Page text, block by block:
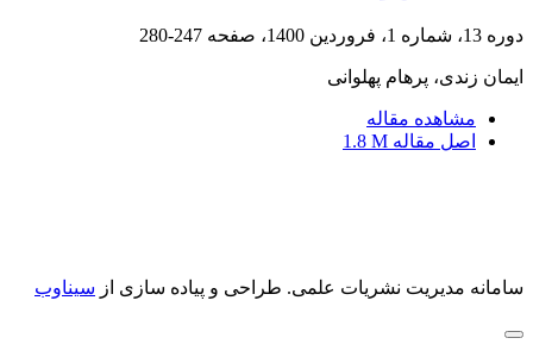
دوره 13، شماره 1، فروردین 1400، صفحه 247-280
ایمان زندی، پرهام پهلوانی
مشاهده مقاله
اصل مقاله 1.8 M
سامانه مدیریت نشریات علمی. طراحی و پیاده سازی از سیناوب